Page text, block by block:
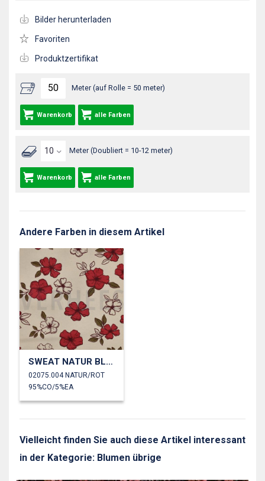
Meter (auf Rolle = 50 meter)
Warenkorb alle Farben
Meter (Doubliert = 10-12 meter)
Warenkorb alle Farben
Bilder herunterladen
Favoriten
Produktzertifikat
Andere Farben in diesem Artikel
SWEAT NATUR BLUMEN
02075.004 NATUR/ROT
95%CO/5%EA
Vielleicht finden Sie auch diese Artikel interessant
in der Kategorie: Blumen übrige